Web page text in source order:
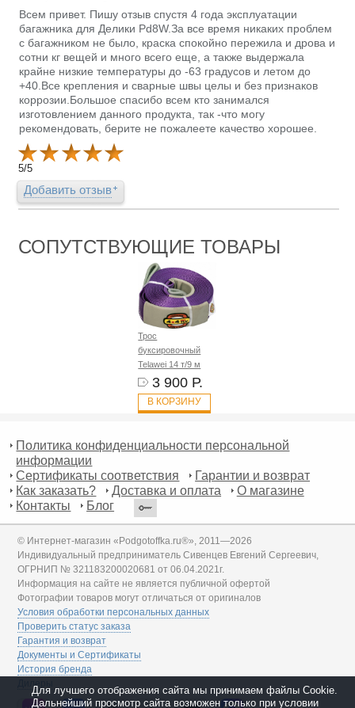
Всем привет. Пишу отзыв спустя 4 года эксплуатации
багажника для Делики Pd8W.За все время никаких проблем
с багажником не было, краска спокойно пережила и дрова и
сотни кг вещей и много всего еще, а также выдержала
крайне низкие температуры до -63 градусов и летом до
+40.Все крепления и сварные швы целы и без признаков
коррозии.Большое спасибо всем кто занимался
изготовлением данного продукта, так -что могу
рекомендовать, берите не пожалеете качество хорошее.
5/5
Добавить отзыв
СОПУТСТВУЮЩИЕ ТОВАРЫ
Трос
буксировочный
Telawei 14 т/9 м
3 900 Р.
В КОРЗИНУ
Политика конфиденциальности персональной
информации
Сертификаты соответствия
Гарантии и возврат
Как заказать?
Доставка и оплата
О магазине
Контакты
Блог
© Интернет-магазин «Podgotoffka.ru®», 2011—2026
Индивидуальный предприниматель Сивенцев Евгений Сергеевич,
ОГРНИП № 321183200020681 от 06.04.2021г.
Информация на сайте не является публичной офертой
Фотографии товаров могут отличаться от оригиналов
Условия обработки персональных данных
Проверить статус заказа
Гарантия и возврат
Документы и Сертификаты
История бренда
Для лучшего отображения сайта мы принимаем файлы Cookie.
Дальнейший просмотр сайта возможен только при условии